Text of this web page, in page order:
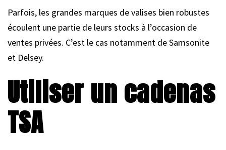
Parfois, les grandes marques de valises bien robustes
écoulent une partie de leurs stocks à l’occasion de
ventes privées. C’est le cas notamment de Samsonite
et Delsey.
Utiliser un cadenas
TSA